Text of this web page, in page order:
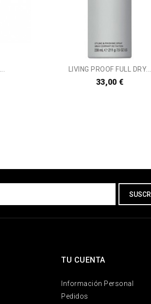
LIVING PROOF FULL DRY...
33,00 €
TU CUENTA
Información Personal
Pedidos